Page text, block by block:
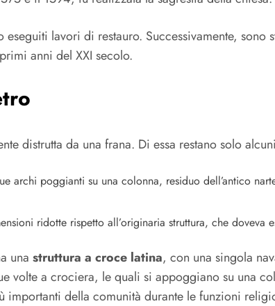
lavori di restauro. Successivamente,
anni del XXI secolo.
distrutta da una frana. Di essa restano solo
archi poggianti su una colonna, residuo dell’antico
ridotte rispetto all’originaria struttura, che doveva
una struttura a croce latina, con una singola
volte a crociera, le quali si appoggiano su una
della comunità durante le funzioni